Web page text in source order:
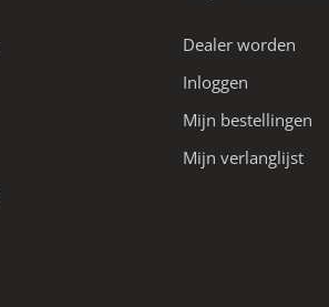
Dealer worden
Inloggen
Mijn bestellingen
Mijn verlanglijst